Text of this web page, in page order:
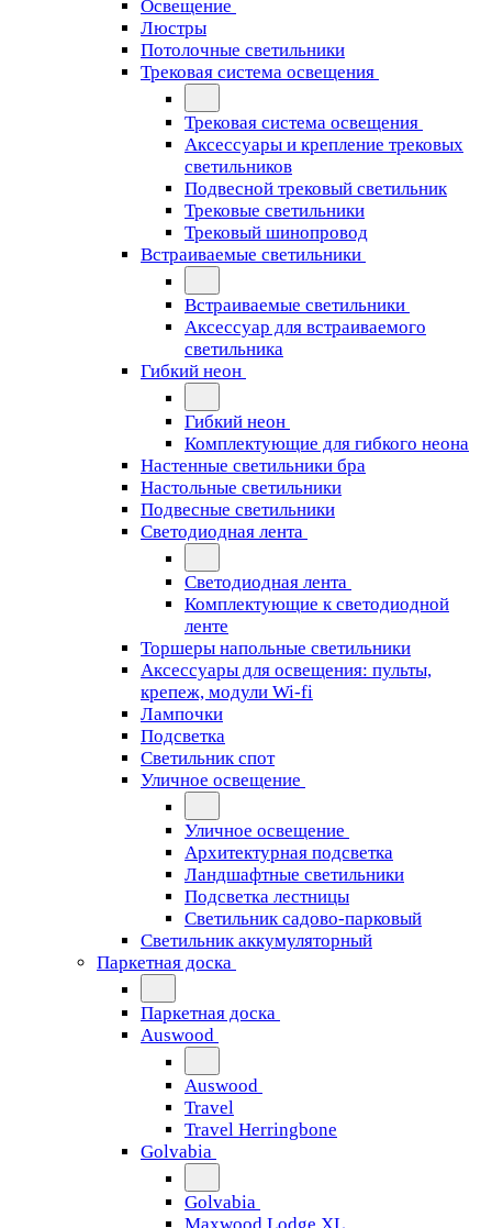
Освещение
Люстры
Потолочные светильники
Трековая система освещения
Трековая система освещения
Аксессуары и крепление трековых
светильников
Подвесной трековый светильник
Трековые светильники
Трековый шинопровод
Встраиваемые светильники
Встраиваемые светильники
Аксессуар для встраиваемого
светильника
Гибкий неон
Гибкий неон
Комплектующие для гибкого неона
Настенные светильники бра
Настольные светильники
Подвесные светильники
Светодиодная лента
Светодиодная лента
Комплектующие к светодиодной
ленте
Торшеры напольные светильники
Аксессуары для освещения: пульты,
крепеж, модули Wi-fi
Лампочки
Подсветка
Светильник спот
Уличное освещение
Уличное освещение
Архитектурная подсветка
Ландшафтные светильники
Подсветка лестницы
Светильник садово-парковый
Светильник аккумуляторный
Паркетная доска
Паркетная доска
Auswood
Auswood
Travel
Travel Herringbone
Golvabia
Golvabia